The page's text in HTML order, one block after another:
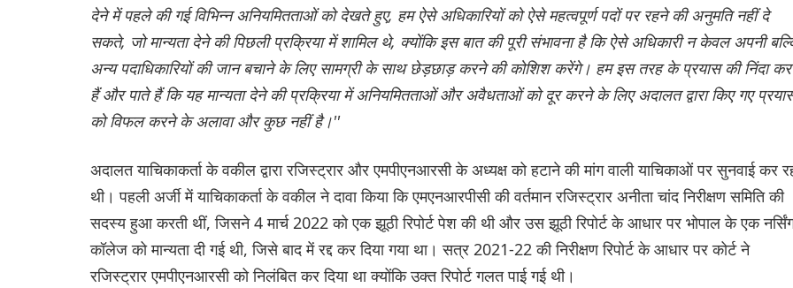
देने में पहले की गई विभिन्न अनियमितताओं को देखते हुए, हम ऐसे अधिकारियों को ऐसे महत्वपूर्ण पदों पर रहने की अनुमति नहीं दे
सकते, जो मान्यता देने की पिछली प्रक्रिया में शामिल थे, क्योंकि इस बात की पूरी संभावना है कि ऐसे अधिकारी न केवल अपनी
अन्य पदाधिकारियों की जान बचाने के लिए सामग्री के साथ छेड़छाड़ करने की कोशिश करेंगे। हम इस तरह के प्रयास की निंदा
हैं और पाते हैं कि यह मान्यता देने की प्रक्रिया में अनियमितताओं और अवैधताओं को दूर करने के लिए अदालत द्वारा किए गए
को विफल करने के अलावा और कुछ नहीं है।''
अदालत याचिकाकर्ता के वकील द्वारा रजिस्ट्रार और एमपीएनआरसी के अध्यक्ष को हटाने की मांग वाली याचिकाओं पर सुनवाई कर
थी। पहली अर्जी में याचिकाकर्ता के वकील ने दावा किया कि एमएनआरपीसी की वर्तमान रजिस्ट्रार अनीता चांद निरीक्षण समिति की
सदस्य हुआ करती थीं, जिसने 4 मार्च 2022 को एक झूठी रिपोर्ट पेश की थी और उस झूठी रिपोर्ट के आधार पर भोपाल के एक
कॉलेज को मान्यता दी गई थी, जिसे बाद में रद्द कर दिया गया था। सत्र 2021-22 की निरीक्षण रिपोर्ट के आधार पर कोर्ट ने
रजिस्ट्रार एमपीएनआरसी को निलंबित कर दिया था क्योंकि उक्त रिपोर्ट गलत पाई गई थी।